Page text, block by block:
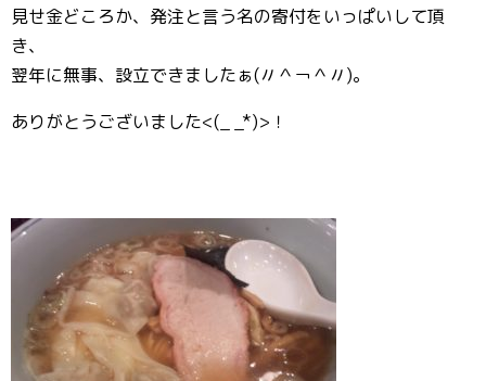
見せ金どころか、発注と言う名の寄付をいっぱいして頂
き、
翌年に無事、設立できましたぁ(〃＾￢＾〃)。
ありがとうございました<(_ _*)>！